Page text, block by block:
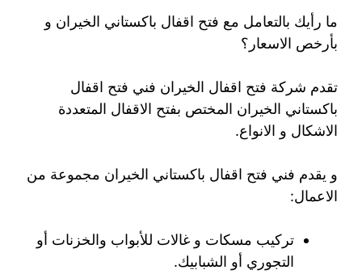
ما رأيك بالتعامل مع فتح اقفال باكستاني الخيران و
بأرخص الاسعار؟
تقدم شركة فتح اقفال الخيران فني فتح اقفال
باكستاني الخيران المختص بفتح الاقفال المتعددة
الاشكال و الانواع.
و يقدم فني فتح اقفال باكستاني الخيران مجموعة من
الاعمال:
تركيب مسكات و غالات للأبواب والخزنات أو
التجوري أو الشبابيك.